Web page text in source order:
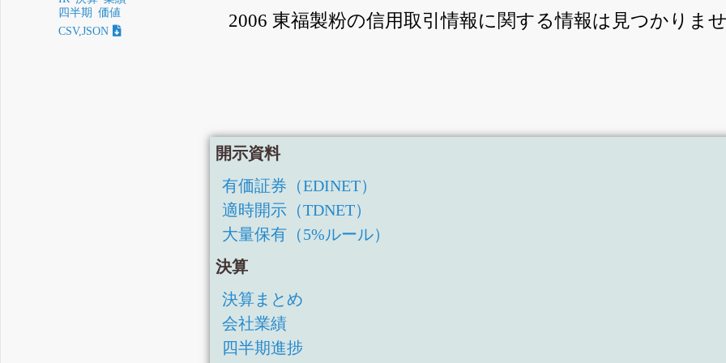
四半期 価値
CSV,JSON
2006 東福製粉の信用取引情報に関する情報は見つかりま
開示資料
有価証券（EDINET）
適時開示（TDNET）
大量保有（5%ルール）
決算
決算まとめ
会社業績
四半期進捗